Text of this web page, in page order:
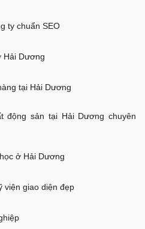
ty chuẩn SEO
Hải Dương
tại Hải Dương
động sản tại Hải Dương chuyên
ở Hải Dương
viện giao diện đẹp